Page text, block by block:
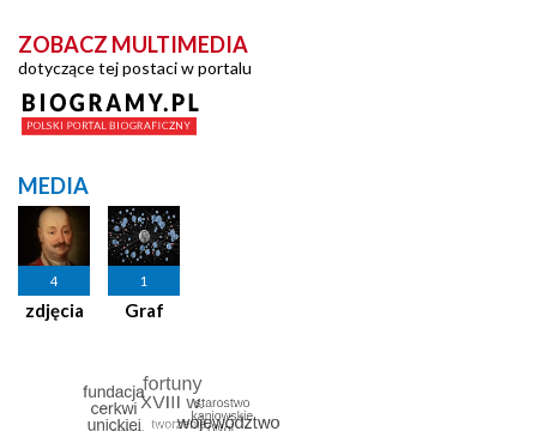
ZOBACZ MULTIMEDIA
dotyczące tej postaci w portalu
MEDIA
4
zdjęcia
1
Graf